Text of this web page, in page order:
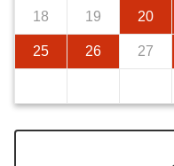
18 19 20
25 26 27